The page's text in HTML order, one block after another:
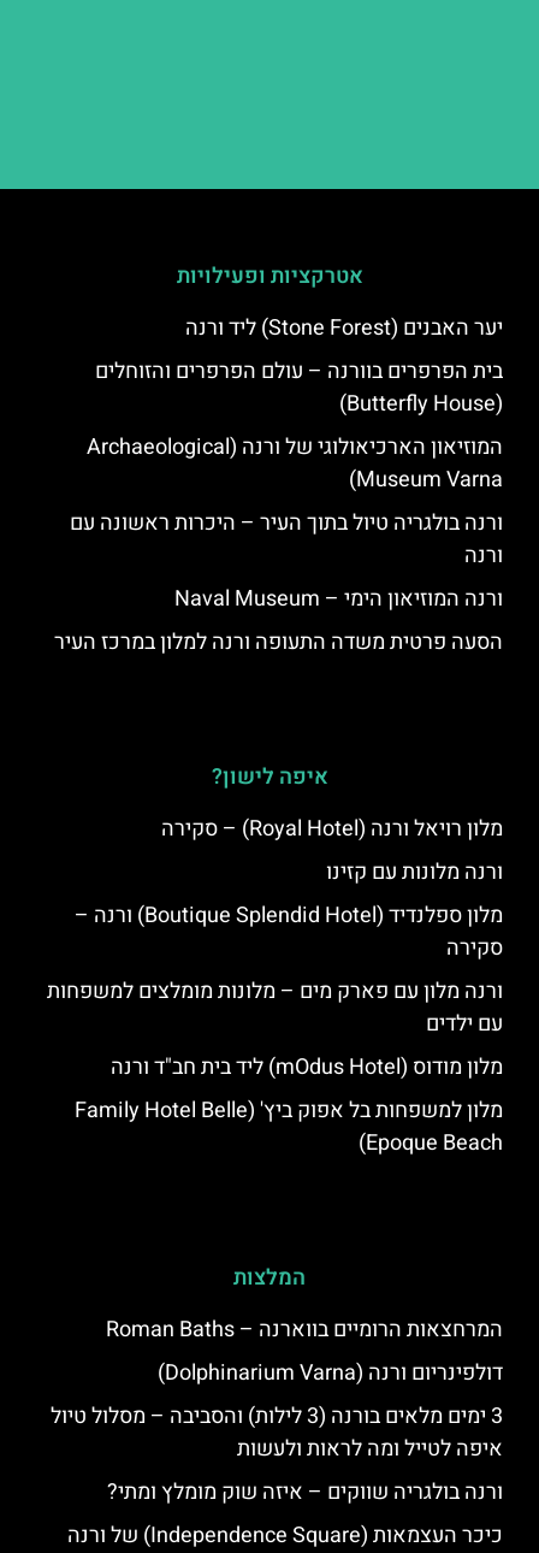
אטרקציות ופעילויות
יער האבנים (Stone Forest) ליד ורנה
בית הפרפרים בוורנה – עולם הפרפרים והזוחלים
(Butterfly House)
המוזיאון הארכיאולוגי של ורנה (Archaeological
Museum Varna)
ורנה בולגריה טיול בתוך העיר – היכרות ראשונה עם
ורנה
ורנה המוזיאון הימי – Naval Museum
הסעה פרטית משדה התעופה ורנה למלון במרכז העיר
איפה לישון?
מלון רויאל ורנה (Royal Hotel) – סקירה
ורנה מלונות עם קזינו
מלון ספלנדיד (Boutique Splendid Hotel) ורנה –
סקירה
ורנה מלון עם פארק מים – מלונות מומלצים למשפחות
עם ילדים
מלון מודוס (mOdus Hotel) ליד בית חב"ד ורנה
מלון למשפחות בל אפוק ביץ' (Family Hotel Belle
Epoque Beach)
המלצות
המרחצאות הרומיים בווארנה – Roman Baths
דולפינריום ורנה (Dolphinarium Varna)
3 ימים מלאים בורנה (3 לילות) והסביבה – מסלול טיול
איפה לטייל ומה לראות ולעשות
ורנה בולגריה שווקים – איזה שוק מומלץ ומתי?
כיכר העצמאות (Independence Square) של ורנה